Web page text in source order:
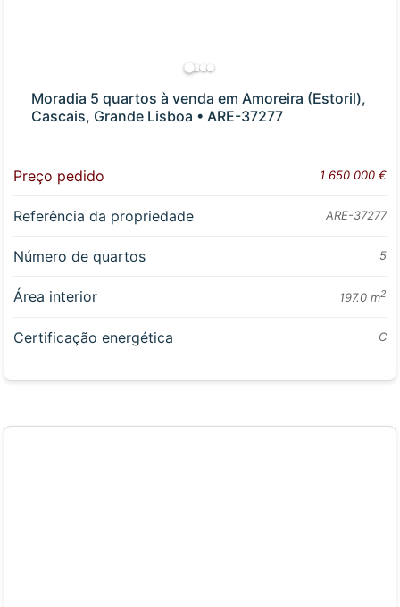
Moradia 5 quartos à venda em Amoreira (Estoril),
Cascais, Grande Lisboa • ARE-37277
Preço pedido 1 650 000 €
Referência da propriedade ARE-37277
Número de quartos 5
Área interior 197.0 m2
Certificação energética C